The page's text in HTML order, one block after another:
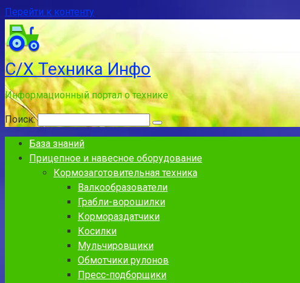
Перейти к контенту
С/Х Техника Инфо
Информационный портал о технике
Поиск:
База знаний
Прицепное и навесное оборудование
Кормозаготовительная техника
Валкообразователи
Грабли-ворошилки
Кормораздатчики
Косилки
Мульчировщики
Обмотчики рулонов
Пресс-подборщики